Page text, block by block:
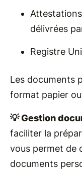
délivrées
Registre
Les documents
format papier
💡 Gestion
faciliter la
vous permet de
documents